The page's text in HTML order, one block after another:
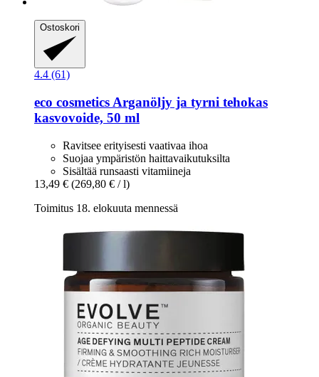
Ostoskori
4.4 (61)
eco cosmetics Arganöljy ja tyrni tehokas
kasvovoide, 50 ml
Ravitsee erityisesti vaativaa ihoa
Suojaa ympäristön haittavaikutuksilta
Sisältää runsaasti vitamiineja
13,49 € (269,80 € / l)
Toimitus 18. elokuuta mennessä